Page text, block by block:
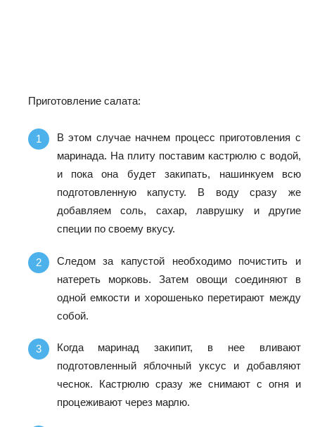
Приготовление салата:
В этом случае начнем процесс приготовления с
маринада. На плиту поставим кастрюлю с водой,
и пока она будет закипать, нашинкуем всю
подготовленную капусту. В воду сразу же
добавляем соль, сахар, лаврушку и другие
специи по своему вкусу.
Следом за капустой необходимо почистить и
натереть морковь. Затем овощи соединяют в
одной емкости и хорошенько перетирают между
собой.
Когда маринад закипит, в нее вливают
подготовленный яблочный уксус и добавляют
чеснок. Кастрюлю сразу же снимают с огня и
процеживают через марлю.